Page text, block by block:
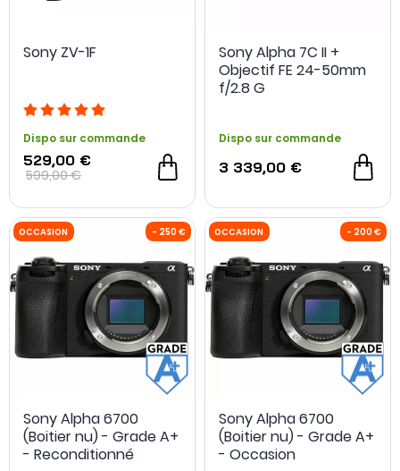
-4 % NOUVEAU
Sony ZV-1F
Dispo sur commande
529,00 €
599,00 €
Sony Alpha 7C II +
Objectif FE 24-50mm
f/2.8 G
Dispo sur commande
3 339,00 €
Sony Alpha 6700
(Boitier nu) - Grade A+
- Reconditionné
Sony Alpha 6700
(Boitier nu) - Grade A+
- Occasion